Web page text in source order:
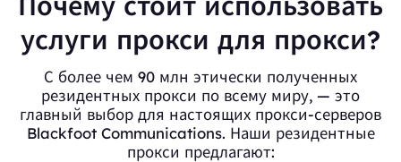
услуги прокси для прокси?
С более чем 90 млн этически полученных
резидентных прокси по всему миру, — это
главный выбор для настоящих прокси-серверов
Blackfoot Communications. Наши резидентные
прокси предлагают: